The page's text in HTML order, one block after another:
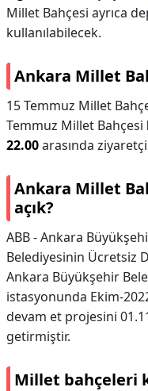
Millet Bahçesi ayrıca
kullanılabilecek.
Ankara Millet
15 Temmuz Millet
Temmuz Millet Bahçesi
22.00arasında
Ankara Millet
açık?
ABB - Ankara
Belediyesinin Ücretsiz
Ankara Büyükşehir
istasyonunda Ekim-
devam et projesini
getirmiştir.
Millet bahçeleri